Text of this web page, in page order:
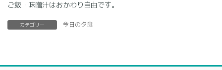
ご飯・味噌汁はおかわり自由です。
カテゴリー 今日の夕食